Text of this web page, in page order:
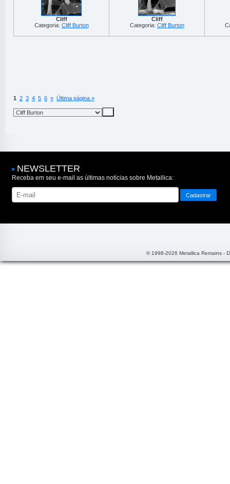
Cliff
Categoria: Cliff Burton
Cliff
Categoria: Cliff Burton
1 2 3 4 5 6 » Última página »
NEWSLETTER
Receba em seu e-mail as últimas notícias sobre Metallica:
© 1998-2026 Metallica Remains -